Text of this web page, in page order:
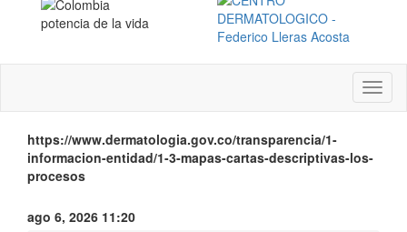
Menú
https://www.dermatologia.gov.co/transparencia/1-
informacion-entidad/1-3-mapas-cartas-descriptivas-los-
procesos
ago 6, 2026 11:20